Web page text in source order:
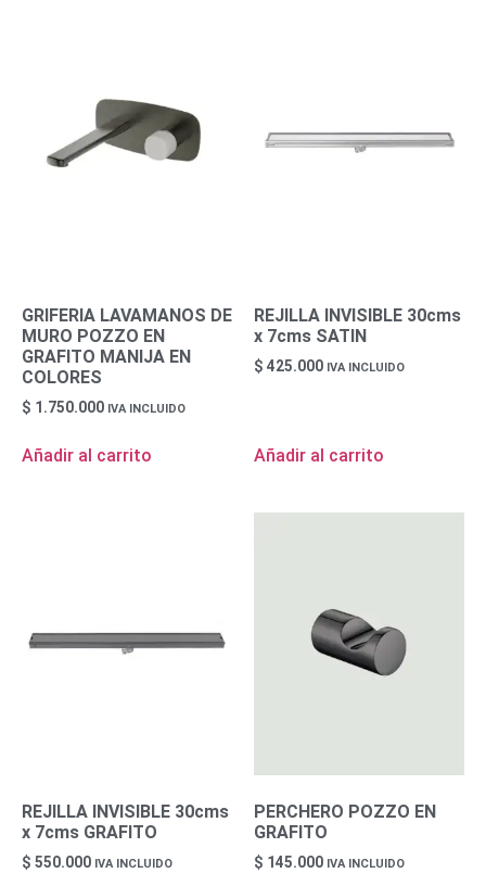
GRIFERIA LAVAMANOS DE
MURO POZZO EN
GRAFITO MANIJA EN
COLORES
$ 1.750.000 IVA INCLUIDO
Añadir al carrito
REJILLA INVISIBLE 30cms
x 7cms SATIN
$ 425.000 IVA INCLUIDO
Añadir al carrito
REJILLA INVISIBLE 30cms
x 7cms GRAFITO
$ 550.000 IVA INCLUIDO
PERCHERO POZZO EN
GRAFITO
$ 145.000 IVA INCLUIDO